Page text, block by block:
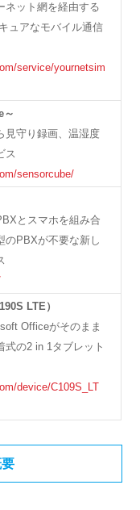
ネット網を経由する
ュアなモバイル通信
service/yournetsim
見守り録画、温湿度
ス
sensorcube/
とスマホを組み合
のPBXが不要な新し
LTE）
Officeがそのまま
式の2 in 1タブレット
device/C109S_LT